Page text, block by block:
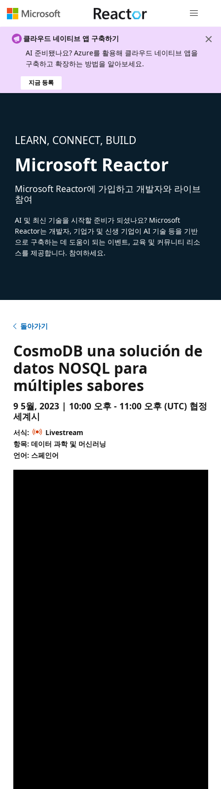
클라우드 네이티브 앱 구축하기
AI 준비됐나요? Azure를 활용해 클라우드 네이티브 앱을
구축하고 확장하는 방법을 알아보세요.
지금 등록
LEARN, CONNECT, BUILD
Microsoft Reactor
Microsoft Reactor에 가입하고 개발자와 라이브
참여
AI 및 최신 기술을 시작할 준비가 되셨나요? Microsoft
Reactor는 개발자, 기업가 및 신생 기업이 AI 기술 등을 기반
으로 구축하는 데 도움이 되는 이벤트, 교육 및 커뮤니티 리소
스를 제공합니다. 참여하세요.
돌아가기
CosmoDB una solución de
datos NOSQL para
múltiples sabores
9 5월, 2023 | 10:00 오후 - 11:00 오후 (UTC) 협정
세계시
서식:
Livestream
항목: 데이터 과학 및 머신러닝
언어: 스페인어